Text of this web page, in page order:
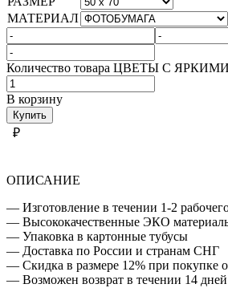
МАТЕРИАЛ
Количество товара ЦВЕТЫ С
В корзину
Купить
₽
ОПИСАНИЕ
— Изготовление в течении 1-2
— Высококачественные ЭКО
— Упаковка в картонные тубусы
— Доставка по России и странам СНГ
— Скидка в размере 12% при покупке
— Возможен возврат в течении 14 дней